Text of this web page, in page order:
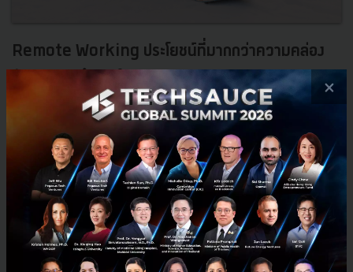
Remote Working ประโยชน์ที่มากกว่าความคล่อง
ตัวของการทำงานในยุค 4G
สำหรับผู้ประกอบการ SME และ Startup ในยุคดิจิทัล การทำงานนอก
สถานที่หรือ Remote Working สามารถช่วยผู้ประกอบการได้หลายทาง
ทั้งความสามารถในการทำงานที่ต่อเนื่องและประหยัดค่าใช้จ่ายในการ...
พฤษภาคม 31, 2018| ByTechsauce Team
261
Tech & Biz 4G VPNs remote working mobile network
×